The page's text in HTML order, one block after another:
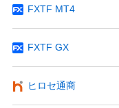
FXTF MT4
FXTF GX
ヒロセ通商